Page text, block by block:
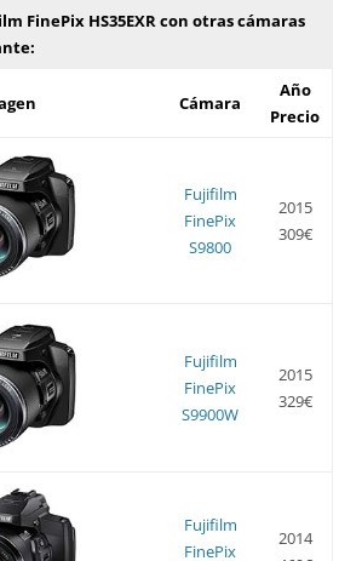
FinePix HS35EXR con otras cámaras
Cámara
Año
Precio
Fujifilm
FinePix
S9800
2015
309€
Fujifilm
FinePix
S9900W
2015
329€
Fujifilm
FinePix
2014